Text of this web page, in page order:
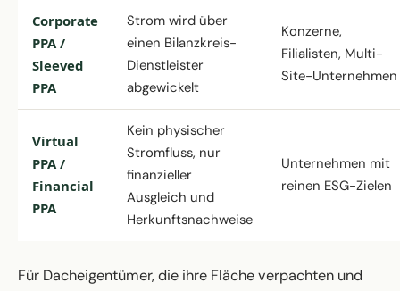
Corporate
PPA /
Sleeved
PPA
Strom wird über
einen Bilanzkreis-
Dienstleister
abgewickelt
Konzerne,
Filialisten, Multi-
Site-Unternehmen
Virtual
PPA /
Financial
PPA
Kein physischer
Stromfluss, nur
finanzieller
Ausgleich und
Herkunftsnachweise
Unternehmen mit
reinen ESG-Zielen
Für Dacheigentümer, die ihre Fläche verpachten und